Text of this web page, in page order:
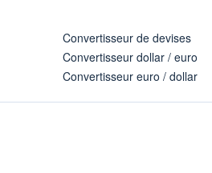
Convertisseur de devises
Convertisseur dollar / euro
Convertisseur euro / dollar